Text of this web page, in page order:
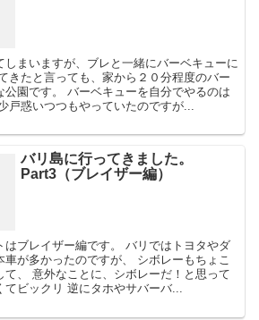
しまいますが、ブレと一緒にバーベキューに
きたと言っても、家から２０分程度のバー
公園です。 バーベキューを自分でやるのは
戸惑いつつもやっていたのですが...
バリ島に行ってきました。
Part3（ブレイザー編）
はブレイザー編です。 バリではトヨタやダ
車が多かったのですが、 シボレーもちょこ
て、 意外なことに、シボレーだ！と思って
てビックリ 逆にタホやサバーバ...